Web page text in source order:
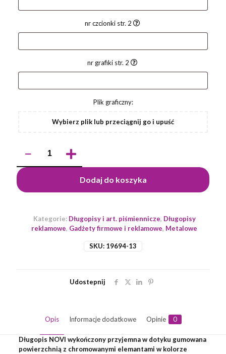
nr czcionki str. 2
nr grafiki str. 2
Plik graficzny:
Wybierz plik lub przeciągnij go i upuść
Długopis
NOVI
Dodaj do koszyka
SKU: 19694-13
Kategorie: Długopisy i art. piśmiennicze, Długopisy
reklamowe, Gadżety firmowe i reklamowe, Metalowe
Udostepnij
Opis Informacje dodatkowe Opinie 0
Długopis NOVI wykończony przyjemna w dotyku gumowana
powierzchnią z chromowanymi elemantami w kolorze